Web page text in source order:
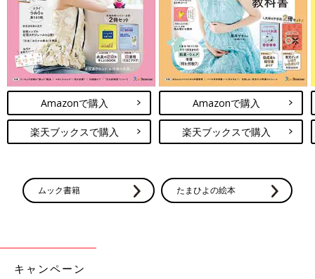
Amazonで購入
楽天ブックスで購入
Amazonで購入
楽天ブックスで購入
ムック書籍 たまひよの絵本
キャンペーン